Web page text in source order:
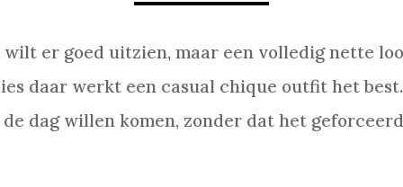
wilt er goed uitzien, maar een volledig nette
daar werkt een casual chique outfit het
dag willen komen, zonder dat het